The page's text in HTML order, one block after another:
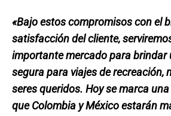
«Bajo estos compromisos con el
satisfacción del cliente,
importante mercado para brindar
segura para viajes de recreación,
seres queridos. Hoy se marca
que Colombia y México estarán